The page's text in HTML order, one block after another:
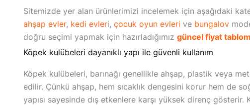
Sitemizde yer alan ürünlerimizi incelemek için aşağıdaki
ahşap evler, kedi evleri, çocuk oyun evleri ve bungalov
doğru seçimi yapmak için hazırladığımız güncel fiyat
Köpek kulübeleri dayanıklı yapı ile güvenli kullanım
Köpek kulübeleri, barınağı genellikle ahşap, plastik veya
edilir. Çünkü ahşap, hem sıcaklık dengesini korur hem de
yapısı sayesinde dış etkenlere karşı yüksek direnç gösterir.